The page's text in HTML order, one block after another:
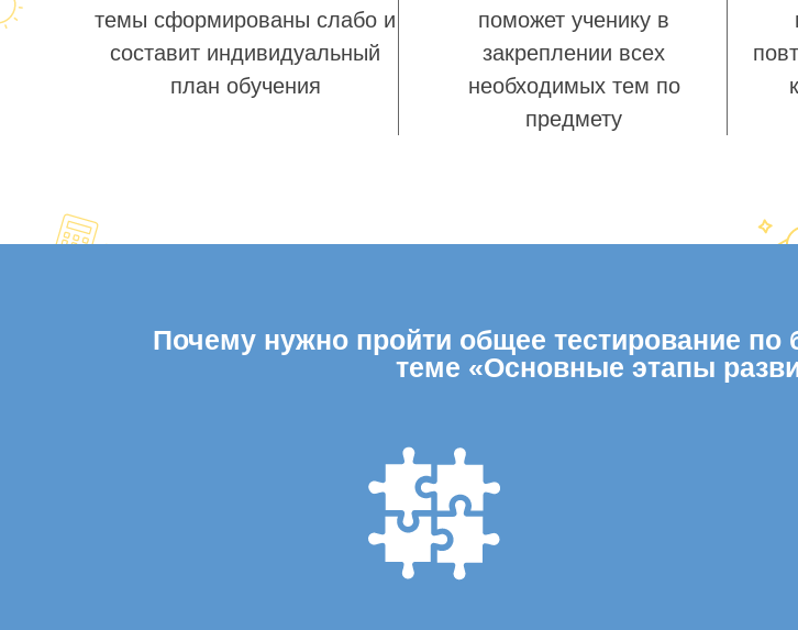
темы сформированы слабо и
составит индивидуальный
план обучения
поможет ученику в
закреплении всех
необходимых тем по
предмету
Почему нужно пройти общее тестирование по
теме «Основные этапы